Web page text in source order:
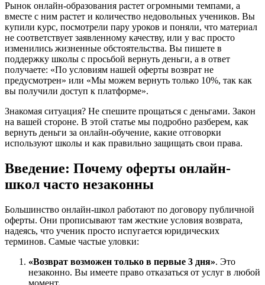
Рынок онлайн-образования растет огромными темпами, а
вместе с ним растет и количество недовольных учеников. Вы
купили курс, посмотрели пару уроков и поняли, что материал
не соответствует заявленному качеству, или у вас просто
изменились жизненные обстоятельства. Вы пишете в
поддержку школы с просьбой вернуть деньги, а в ответ
получаете: «По условиям нашей оферты возврат не
предусмотрен» или «Мы можем вернуть только 10%, так как
вы получили доступ к платформе».
Знакомая ситуация? Не спешите прощаться с деньгами. Закон
на вашей стороне. В этой статье мы подробно разберем, как
вернуть деньги за онлайн-обучение, какие отговорки
используют школы и как правильно защищать свои права.
Введение: Почему оферты онлайн-
школ часто незаконны
Большинство онлайн-школ работают по договору публичной
оферты. Они прописывают там жесткие условия возврата,
надеясь, что ученик просто испугается юридических
терминов. Самые частые уловки:
«Возврат возможен только в первые 3 дня». Это
незаконно. Вы имеете право отказаться от услуг в любой
момент.